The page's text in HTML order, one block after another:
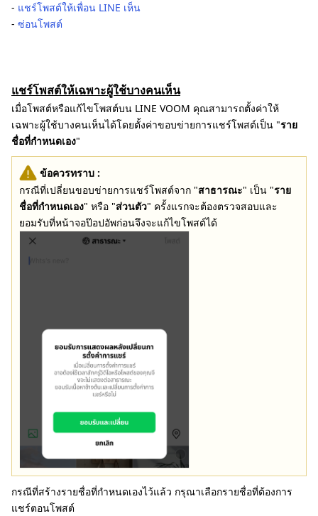
- แชร์โพสต์ให้เพื่อน LINE เห็น
- ซ่อนโพสต์
แชร์โพสต์ให้เฉพาะผู้ใช้บางคนเห็น
เมื่อโพสต์หรือแก้ไขโพสต์บน LINE VOOM คุณสามารถตั้งค่าให้
เฉพาะผู้ใช้บางคนเห็นได้โดยตั้งค่าขอบข่ายการแชร์โพสต์เป็น "ราย
ชื่อที่กำหนดเอง"
ข้อควรทราบ :
กรณีที่เปลี่ยนขอบข่ายการแชร์โพสต์จาก "สาธารณะ" เป็น "ราย
ชื่อที่กำหนดเอง" หรือ "ส่วนตัว" ครั้งแรกจะต้องตรวจสอบและ
ยอมรับที่หน้าจอป๊อปอัพก่อนจึงจะแก้ไขโพสต์ได้
กรณีที่สร้างรายชื่อที่กำหนดเองไว้แล้ว กรุณาเลือกรายชื่อที่ต้องการ
แชร์ตอนโพสต์